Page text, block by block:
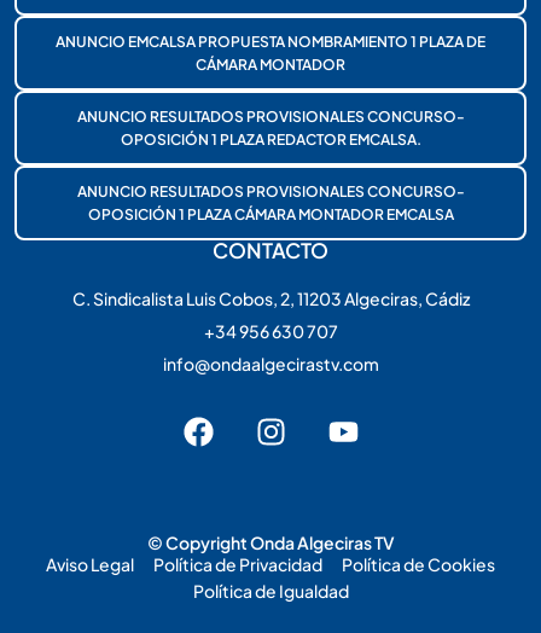
ANUNCIO EMCALSA PROPUESTA NOMBRAMIENTO 1 PLAZA DE
CÁMARA MONTADOR
ANUNCIO RESULTADOS PROVISIONALES CONCURSO-
OPOSICIÓN 1 PLAZA REDACTOR EMCALSA.
ANUNCIO RESULTADOS PROVISIONALES CONCURSO-
OPOSICIÓN 1 PLAZA CÁMARA MONTADOR EMCALSA
CONTACTO
C. Sindicalista Luis Cobos, 2, 11203 Algeciras, Cádiz
+34 956 630 707
info@ondaalgecirastv.com
© Copyright Onda Algeciras TV
Aviso Legal
Política de Privacidad
Política de Cookies
Política de Igualdad